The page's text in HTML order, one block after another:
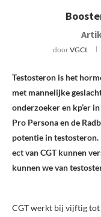
doorVGCt
Testosteron is het
met mannelijke
onderzoeker en kp’er
Pro Persona en de
potentie in
ect van CGT kunnen
kunnen we van
CGT werkt bij vijftig tot